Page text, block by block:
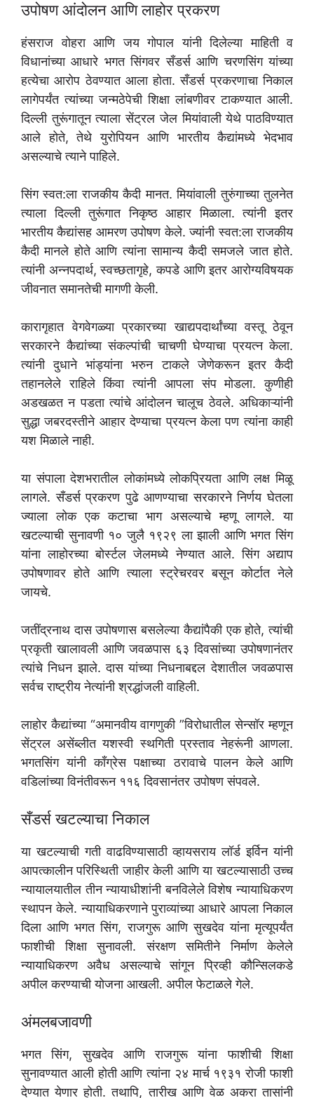
उपोषण आंदोलन आणि लाहोर प्रकरण
हंसराज वोहरा आणि जय गोपाल यांनी दिलेल्या माहिती व
विधानांच्या आधारे भगत सिंगवर सँडर्स आणि चरणसिंग यांच्या
हत्येचा आरोप ठेवण्यात आला होता. सँडर्स प्रकरणाचा निकाल
लागेपर्यंत त्यांच्या जन्मठेपेची शिक्षा लांबणीवर टाकण्यात आली.
दिल्ली तुरूंगातून त्याला सेंट्रल जेल मियांवाली येथे पाठविण्यात
आले होते, तेथे युरोपियन आणि भारतीय कैद्यांमध्ये भेदभाव
असल्याचे त्याने पाहिले.
सिंग स्वत:ला राजकीय कैदी मानत. मियांवाली तुरुंगाच्या तुलनेत
त्याला दिल्ली तुरूंगात निकृष्ठ आहार मिळाला. त्यांनी इतर
भारतीय कैद्यांसह आमरण उपोषण केले. ज्यांनी स्वत:ला राजकीय
कैदी मानले होते आणि त्यांना सामान्य कैदी समजले जात होते.
त्यांनी अन्नपदार्थ, स्वच्छतागृहे, कपडे आणि इतर आरोग्यविषयक
जीवनात समानतेची मागणी केली.
कारागृहात वेगवेगळ्या प्रकारच्या खाद्यपदार्थांच्या वस्तू ठेवून
सरकारने कैद्यांच्या संकल्पांची चाचणी घेण्याचा प्रयत्न केला.
त्यांनी दुधाने भांड्यांना भरुन टाकले जेणेकरून इतर कैदी
तहानलेले राहिले किंवा त्यांनी आपला संप मोडला. कुणीही
अडखळत न पडता त्यांचे आंदोलन चालूच ठेवले. अधिकाऱ्यांनी
सुद्धा जबरदस्तीने आहार देण्याचा प्रयत्न केला पण त्यांना काही
यश मिळाले नाही.
या संपाला देशभरातील लोकांमध्ये लोकप्रियता आणि लक्ष मिळू
लागले. सँडर्स प्रकरण पुढे आणण्याचा सरकारने निर्णय घेतला
ज्याला लोक एक कटाचा भाग असल्याचे म्हणू लागले. या
खटल्याची सुनावणी १० जुलै १९२९ ला झाली आणि भगत सिंग
यांना लाहोरच्या बोर्स्टल जेलमध्ये नेण्यात आले. सिंग अद्याप
उपोषणावर होते आणि त्याला स्ट्रेचरवर बसून कोर्टात नेले
जायचे.
जतींद्रनाथ दास उपोषणास बसलेल्या कैद्यांपैकी एक होते, त्यांची
प्रकृती खालावली आणि जवळपास ६३ दिवसांच्या उपोषणानंतर
त्यांचे निधन झाले. दास यांच्या निधनाबद्दल देशातील जवळपास
सर्वच राष्ट्रीय नेत्यांनी श्रद्धांजली वाहिली.
लाहोर कैद्यांच्या “अमानवीय वागणुकी ”विरोधातील सेन्सॉर म्हणून
सेंट्रल असेंब्लीत यशस्वी स्थगिती प्रस्ताव नेहरूंनी आणला.
भगतसिंग यांनी कॉंग्रेस पक्षाच्या ठरावाचे पालन केले आणि
वडिलांच्या विनंतीवरून ११६ दिवसानंतर उपोषण संपवले.
सँडर्स खटल्याचा निकाल
या खटल्याची गती वाढविण्यासाठी व्हायसराय लॉर्ड इर्विन यांनी
आपत्कालीन परिस्थिती जाहीर केली आणि या खटल्यासाठी उच्च
न्यायालयातील तीन न्यायाधीशांनी बनविलेले विशेष न्यायाधिकरण
स्थापन केले. न्यायाधिकरणाने पुराव्यांच्या आधारे आपला निकाल
दिला आणि भगत सिंग, राजगुरू आणि सुखदेव यांना मृत्यूपर्यंत
फाशीची शिक्षा सुनावली. संरक्षण समितीने निर्माण केलेले
न्यायाधिकरण अवैध असल्याचे सांगून प्रिव्ही कौन्सिलकडे
अपील करण्याची योजना आखली. अपील फेटाळले गेले.
अंमलबजावणी
भगत सिंग, सुखदेव आणि राजगुरू यांना फाशीची शिक्षा
सुनावण्यात आली होती आणि त्यांना २४ मार्च १९३१ रोजी फाशी
देण्यात येणार होती. तथापि, तारीख आणि वेळ अकरा तासांनी